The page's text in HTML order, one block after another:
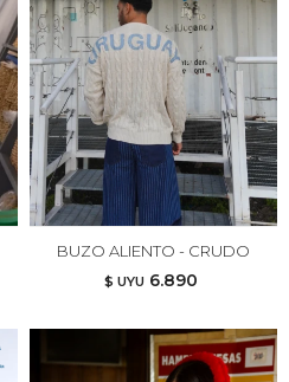
BUZO ALIENTO - CRUDO
$ UYU 6.890